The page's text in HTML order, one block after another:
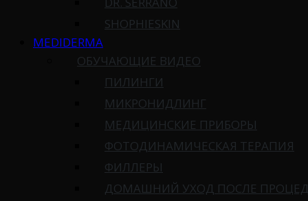
SHOPHIESKIN
MEDIDERMA
ОБУЧАЮЩИЕ ВИДЕО
ПИЛИНГИ
МИКРОНИДЛИНГ
МЕДИЦИНСКИЕ ПРИБОРЫ
ФОТОДИНАМИЧЕСКАЯ ТЕРАПИЯ
ФИЛЛЕРЫ
ДОМАШНИЙ УХОД ПОСЛЕ